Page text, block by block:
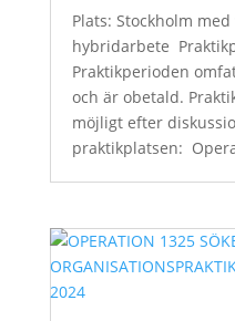
Plats: Stockholm
hybridarbete
Praktikperioden
och är obetald.
möjligt efter
praktikplatsen: